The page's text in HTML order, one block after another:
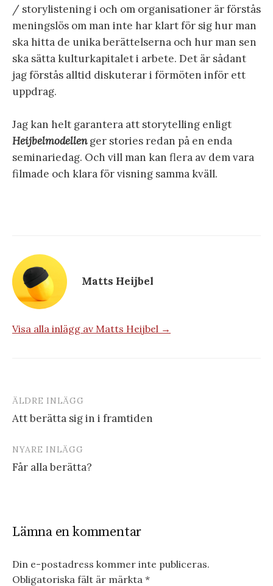
/ storylistening i och om organisationer är förstås
meningslös om man inte har klart för sig hur man
ska hitta de unika berättelserna och hur man sen
ska sätta kulturkapitalet i arbete. Det är sådant
jag förstås alltid diskuterar i förmöten inför ett
uppdrag.
Jag kan helt garantera att storytelling enligt
Heijbelmodellenger stories redan på en enda
seminariedag. Och vill man kan flera av dem vara
filmade och klara för visning samma kväll.
Matts Heijbel
Visa alla inlägg av Matts Heijbel →
Inläggsnavigering
ÄLDRE INLÄGG
Att berätta sig in i framtiden
NYARE INLÄGG
Får alla berätta?
Lämna en kommentar
Din e-postadress kommer inte publiceras.
Obligatoriska fält är märkta *